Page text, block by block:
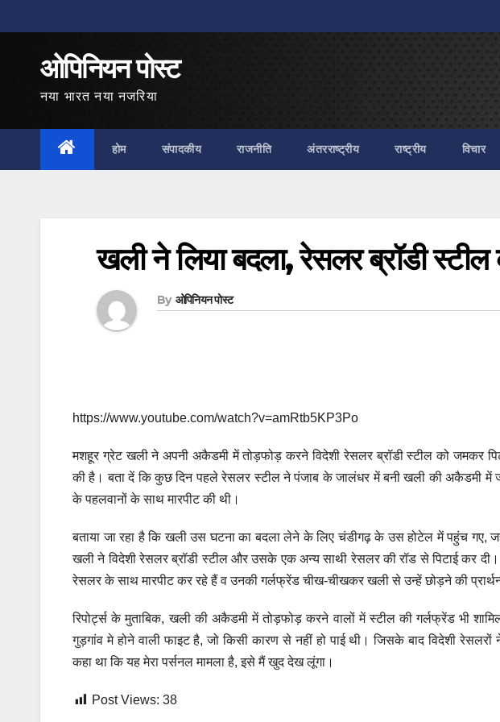
to
ओपिनियन पोस्ट
नया भारत नया नजरिया
होम संपादकीय राजनीति अंतरराष्ट्रीय राष्ट्रीय विचार
खली ने लिया बदला, रेसलर ब्रॉडी
By ओपिनियन पोस्ट
https://www.youtube.com/watch?v=amRtb5KP3Po
मशहूर ग्रेट खली ने अपनी अकैडमी में तोड़फोड़ करने विदेशी रेसलर ब्रॉडी स्टील को जमकर
की है। बता दें कि कुछ दिन पहले रेसलर स्टील ने पंजाब के जालंधर में बनी खली की अकैडमी में
के पहलवानों के साथ मारपीट की थी।
बताया जा रहा है कि खली उस घटना का बदला लेने के लिए चंडीगढ़ के उस होटेल में पहुंच गए,
खली ने विदेशी रेसलर ब्रॉडी स्टील और उसके एक अन्य साथी रेसलर की रॉड से पिटाई कर
रेसलर के साथ मारपीट कर रहे हैं व उनकी गर्लफ्रेंड चीख-चीखकर खली से उन्हें छोड़ने की
रिपोर्ट्स के मुताबिक, खली की अकैडमी में तोड़फोड़ करने वालों में स्टील की गर्लफ्रेंड भी
गुड़गांव मे होने वाली फाइट है, जो किसी कारण से नहीं हो पाई थी। जिसके बाद विदेशी
कहा था कि यह मेरा पर्सनल मामला है, इसे मैं खुद देख लूंगा।
Post Views: 38